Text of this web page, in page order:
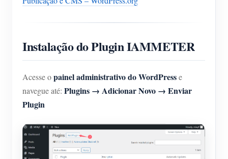
Instalação do Plugin IAMMETER
Acesse opainel administrativo do WordPresse
navegue até: Plugins → Adicionar Novo → Enviar
Plugin